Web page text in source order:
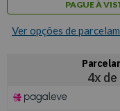
PAGUE À
Ver opções de